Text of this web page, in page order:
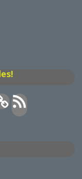
Feed
RSS